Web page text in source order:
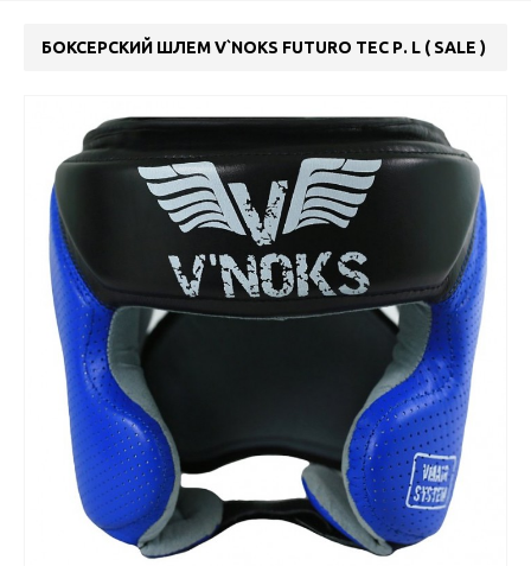
БОКСЕРСКИЙ ШЛЕМ V`NOKS FUTURO TEC Р. L ( SALE )